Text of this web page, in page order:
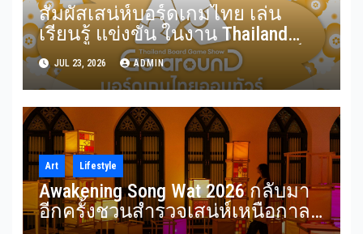
สัมผัสเสน่ห์บอร์ดเกมไทย เล่น
เรียนรู้ แข่งขัน ในงาน Thailand
Board Game Show Go arounD บอร์ด
เกมไทยออนทัวร์ วันที่ 24-26
กรกฎาคม 2569 ณ ICS Lifestyle
Complex
JUL 23, 2026 ADMIN
Art Lifestyle
Awakening Song Wat 2026 กลับมา
อีกครั้งชวนสำรวจเสน่ห์เหนือกาล